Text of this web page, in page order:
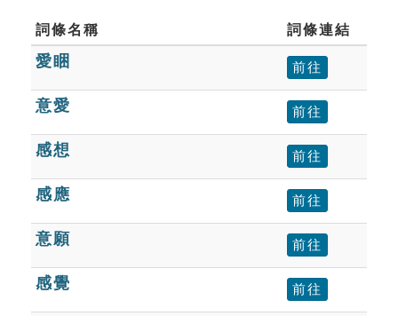
單字索引
生命大百科索引
遊戲專區
教學應用
貓頭鷹博士
詞條名稱 詞條連結
愛睏 前往
意愛 前往
感想 前往
感應 前往
意願 前往
感覺 前往